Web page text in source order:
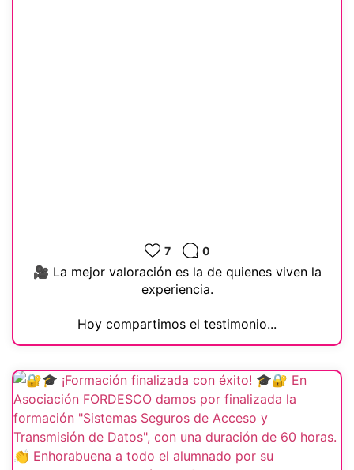
7 0
🎥 La mejor valoración es la de quienes viven la
experiencia.
Hoy compartimos el testimonio...